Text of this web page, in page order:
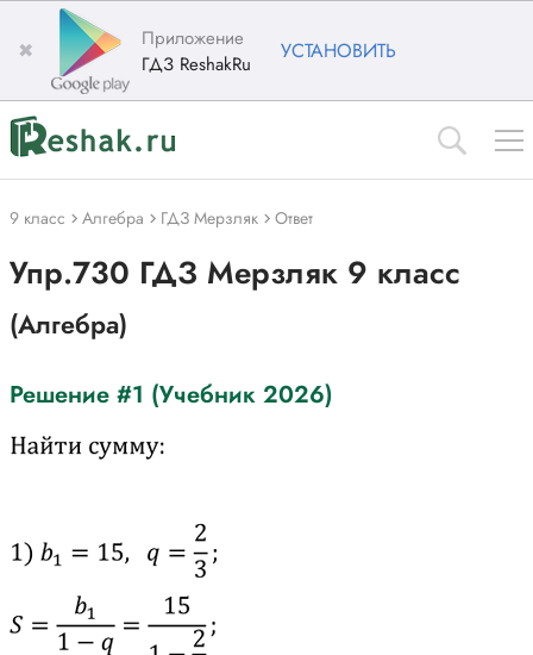
✖
Приложение
ГДЗ ReshakRu
УСТАНОВИТЬ
9 класс Алгебра ГДЗ Мерзляк Ответ
Упр.730 ГДЗ Мерзляк 9 класс
(Алгебра)
Решение #1 (Учебник 2026)